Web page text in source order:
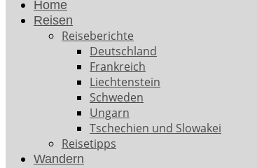
Home
Reisen
Reiseberichte
Deutschland
Frankreich
Liechtenstein
Schweden
Ungarn
Tschechien und Slowakei
Reisetipps
Wandern